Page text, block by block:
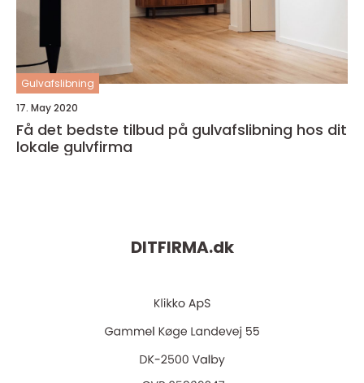
Gulvafslibning
17. May 2020
Få det bedste tilbud på gulvafslibning hos dit
lokale gulvfirma
DITFIRMA.dk